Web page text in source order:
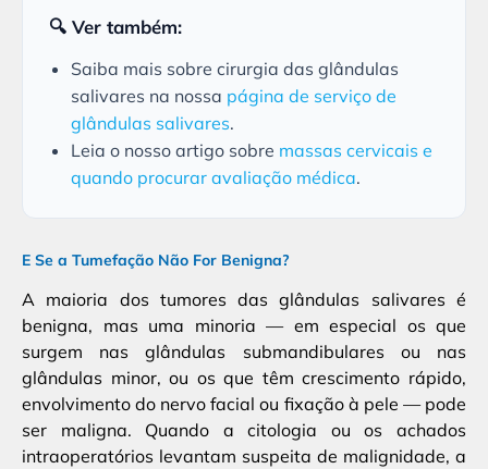
🔍 Ver também:
Saiba mais sobre cirurgia das glândulas
salivares na nossa página de serviço de
glândulas salivares.
Leia o nosso artigo sobre massas cervicais e
quando procurar avaliação médica.
E Se a Tumefação Não For Benigna?
A maioria dos tumores das glândulas salivares é
benigna, mas uma minoria — em especial os que
surgem nas glândulas submandibulares ou nas
glândulas minor, ou os que têm crescimento rápido,
envolvimento do nervo facial ou fixação à pele — pode
ser maligna. Quando a citologia ou os achados
intraoperatórios levantam suspeita de malignidade, a